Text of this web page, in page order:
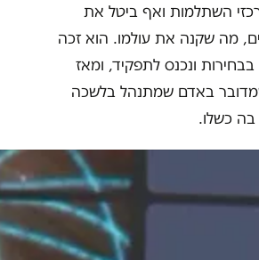
השתלמות ואף ביטל את
מה שקנה את עולמו. הוא זכה
בבחירות ונכנס לתפקיד, ומאז
באדם שמתנהל בלשכה
בה כשלו.